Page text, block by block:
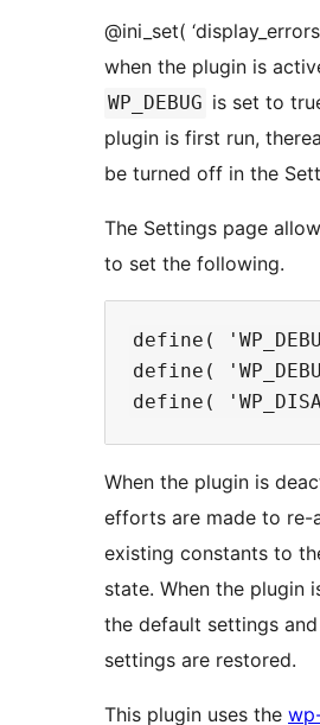
@ini_set(
when the plugin is
WP_DEBUG is set to
plugin is first run,
be turned off in the
The Settings page
to set the following.
define(
define(
When the plugin is
efforts are made to re-
existing constants to
state. When the plugin
the default settings
settings are restored.
This plugin uses the